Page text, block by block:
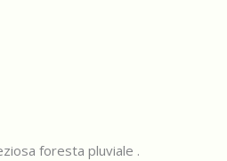
foresta pluviale .